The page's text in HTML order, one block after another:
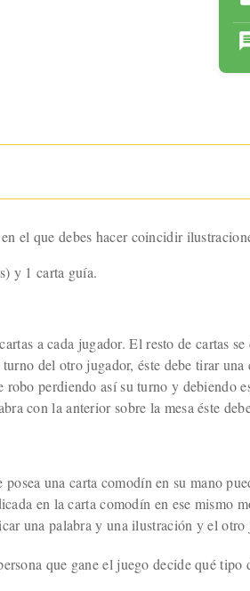
el que debes hacer coincidir
y 1 carta guía.
a cada jugador. El resto de cartas
del otro jugador, éste debe tirar
perdiendo así su turno y debiendo
con la anterior sobre la mesa éste
una carta comodín en su mano
en la carta comodín en ese mismo
una palabra y una ilustración y el
que gane el juego decide qué